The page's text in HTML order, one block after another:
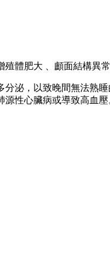
體肥大 、顱面結構異
泌，以致晚間無法熟
性心臟病或導致高血壓